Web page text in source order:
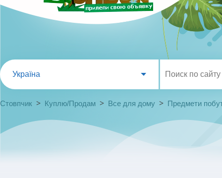
Україна
Стовпчик > Куплю/Продам > Все для дому > Предмети